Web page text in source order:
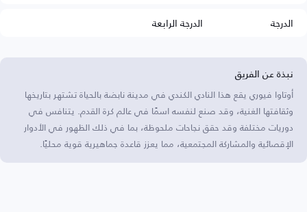
الدرجة
الدرجة الرابعة
نبذة عن الفريق
أوتاوا فيوري يقع هذا النادي الكندي في مدينة نابضة بالحياة تشتهر بتاريخها
وثقافتها الغنية، وقد صنع لنفسه اسمًا في عالم كرة القدم. يتنافس في
دوريات مختلفة وقد حقق نجاحات ملحوظة، بما في ذلك الظهور في الأدوار
الإقصائية والمشاركة المجتمعية، مما يعزز قاعدة جماهيرية قوية محليًا.